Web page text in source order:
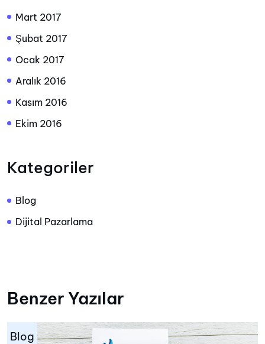
Mart 2017
Şubat 2017
Ocak 2017
Aralık 2016
Kasım 2016
Ekim 2016
Kategoriler
Blog
Dijital Pazarlama
Benzer Yazılar
Blog